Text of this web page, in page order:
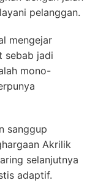
pelanggan.
mengejar
sebab jadi
mono-
sanggup
Akrilik
selanjutnya
adaptif.